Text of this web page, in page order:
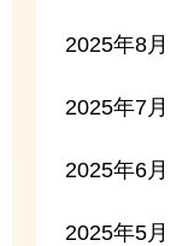
2025年8月
2025年7月
2025年6月
2025年5月